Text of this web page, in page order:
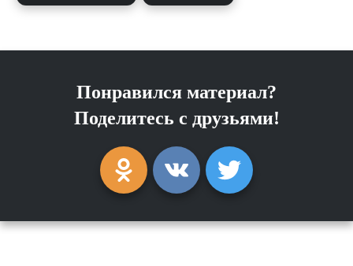
Понравился материал?
Поделитесь с друзьями!